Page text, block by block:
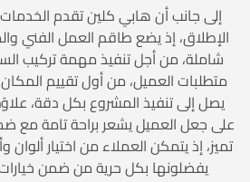
إلى جانب أن هابي كلين تقدم
الإطلاق، إذ يضع طاقم العمل
شاملة، من أجل تنفيذ مهمة تركيب
متطلبات العميل، من أول تقييم
يصل إلى تنفيذ المشروع بكل دقة،
على جعل العميل يشعر براحة تامة مع
تميز، إذ يتمكن العملاء من اختيار ألوان
يفضلونها بكل حرية من ضمن